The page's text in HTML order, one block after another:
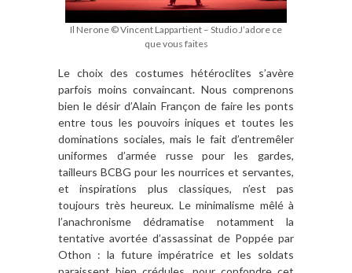
Il Nerone © Vincent Lappartient – Studio J’adore ce
que vous faites
Le choix des costumes hétéroclites s’avère
parfois moins convaincant. Nous comprenons
bien le désir d’Alain Françon de faire les ponts
entre tous les pouvoirs iniques et toutes les
dominations sociales, mais le fait d’entremêler
uniformes d’armée russe pour les gardes,
tailleurs BCBG pour les nourrices et servantes,
et inspirations plus classiques, n’est pas
toujours très heureux. Le minimalisme mêlé à
l’anachronisme dédramatise notamment la
tentative avortée d’assassinat de Poppée par
Othon : la future impératrice et les soldats